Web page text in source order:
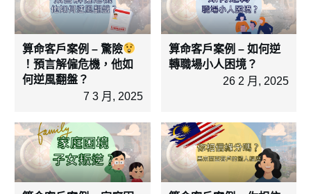
算命客戶案例 – 驚險
！預言解僱危機，他如
何逆風翻盤？
7 3 月, 2025
算命客戶案例 – 如何逆
轉職場小人困境？
26 2 月, 2025